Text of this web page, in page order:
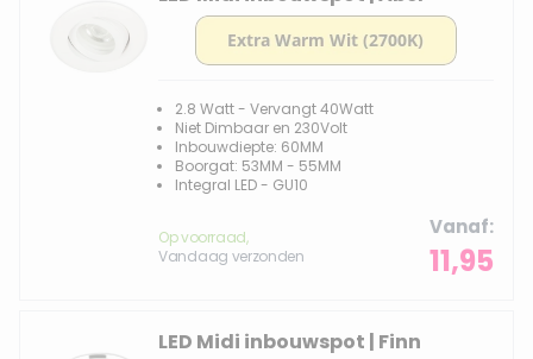
2.8 Watt - Vervangt 40Watt
Niet Dimbaar en 230Volt
Inbouwdiepte: 60MM
Boorgat: 53MM - 55MM
Integral LED - GU10
Op voorraad,
Vandaag verzonden
Vanaf
11,95
LED Midi inbouwspot | Finn